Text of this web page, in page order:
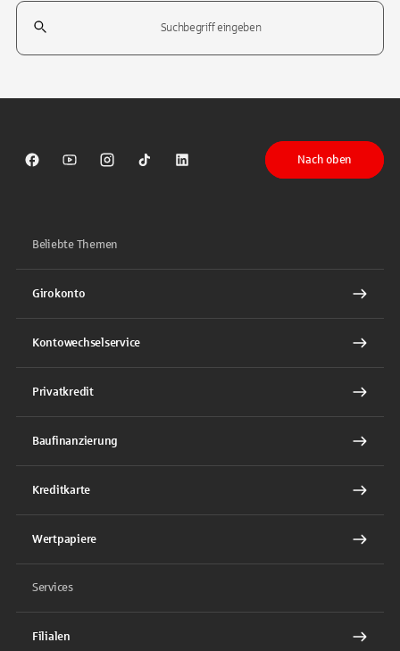
Suchfeld
Sparkasse auf Facebook
Sparkasse auf Youtube
Sparkasse auf Instagram
Sparkasse auf TikTok
Sparkasse auf LinkedIn
Nach oben
Beliebte Themen
Girokonto
Kontowechselservice
Privatkredit
Baufinanzierung
Kreditkarte
Wertpapiere
Services
Filialen